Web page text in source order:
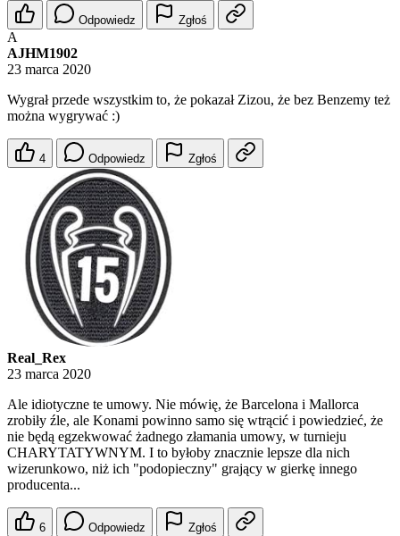
Odpowiedz Zgłoś
A
AJHM1902
23 marca 2020
Wygrał przede wszystkim to, że pokazał Zizou, że bez Benzemy też
można wygrywać :)
4 Odpowiedz Zgłoś
Real_Rex
23 marca 2020
Ale idiotyczne te umowy. Nie mówię, że Barcelona i Mallorca
zrobiły źle, ale Konami powinno samo się wtrącić i powiedzieć, że
nie będą egzekwować żadnego złamania umowy, w turnieju
CHARYTATYWNYM. I to byłoby znacznie lepsze dla nich
wizerunkowo, niż ich "podopieczny" grający w gierkę innego
producenta...
6 Odpowiedz Zgłoś